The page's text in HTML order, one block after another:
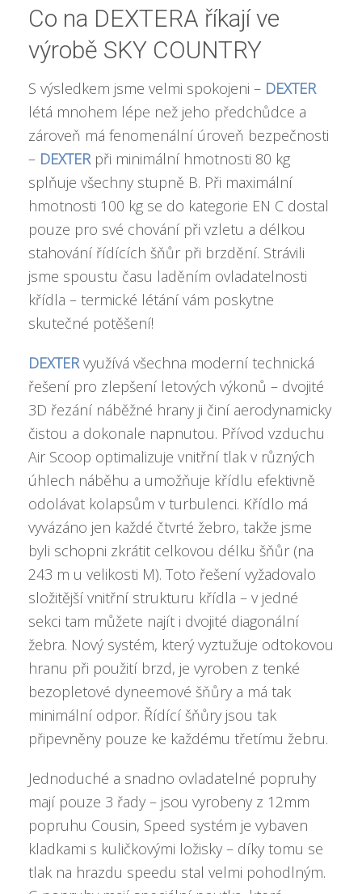
Co na DEXTERA říkají ve
výrobě SKY COUNTRY
S výsledkem jsme velmi spokojeni – DEXTER
létá mnohem lépe než jeho předchůdce a
zároveň má fenomenální úroveň bezpečnosti
– DEXTERpři minimální hmotnosti 80 kg
splňuje všechny stupně B. Při maximální
hmotnosti 100 kg se do kategorie EN C dostal
pouze pro své chování při vzletu a délkou
stahování řídících šňůr při brzdění. Strávili
jsme spoustu času laděním ovladatelnosti
křídla – termické létání vám poskytne
skutečné potěšení!
DEXTERvyužívá všechna moderní technická
řešení pro zlepšení letových výkonů – dvojité
3D řezání náběžné hrany ji činí aerodynamicky
čistou a dokonale napnutou. Přívod vzduchu
Air Scoop optimalizuje vnitřní tlak v různých
úhlech náběhu a umožňuje křídlu efektivně
odolávat kolapsům v turbulenci. Křídlo má
vyvázáno jen každé čtvrté žebro, takže jsme
byli schopni zkrátit celkovou délku šňůr (na
243 m u velikosti M). Toto řešení vyžadovalo
složitější vnitřní strukturu křídla – v jedné
sekci tam můžete najít i dvojité diagonální
žebra. Nový systém, který vyztužuje odtokovou
hranu při použití brzd, je vyroben z tenké
bezopletové dyneemové šňůry a má tak
minimální odpor. Řídící šňůry jsou tak
připevněny pouze ke každému třetímu žebru.
Jednoduché a snadno ovladatelné popruhy
mají pouze 3 řady – jsou vyrobeny z 12mm
popruhu Cousin, Speed systém je vybaven
kladkami s kuličkovými ložisky – díky tomu se
tlak na hrazdu speedu stal velmi pohodlným.